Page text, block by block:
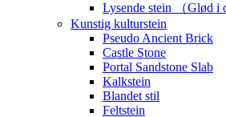
Lysende stein （Glød i
Kunstig kulturstein
Pseudo Ancient Brick
Castle Stone
Portal Sandstone Slab
Kalkstein
Blandet stil
Feltstein